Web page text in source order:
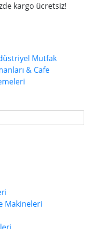
kargo ücretsiz!
Makineleri